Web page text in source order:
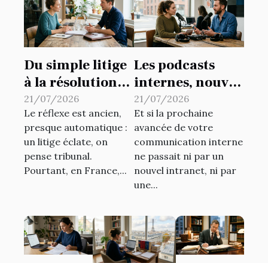
Du simple litige
à la résolution
amiable :
repenser ses
réflexes
juridiques
21/07/2026
Le réflexe est ancien,
presque automatique :
un litige éclate, on
pense tribunal.
Pourtant, en France,...
Les podcasts
internes, nouvel
outil
insoupçonné de
dynamisation de
la
communication
d’entreprise
21/07/2026
Et si la prochaine
avancée de votre
communication interne
ne passait ni par un
nouvel intranet, ni par
une...